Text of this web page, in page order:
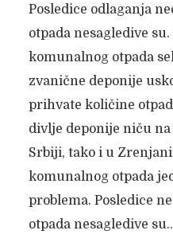
Posledice odlaganja
otpada nesagledive
komunalnog otpada
zvanične deponije
prihvate količine
divlje deponije niču na
Srbiji, tako i u
komunalnog otpada
problema. Posledice
otpada nesagledive